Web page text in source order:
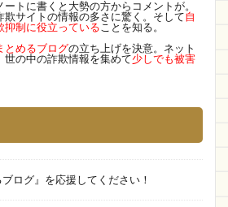
bresmile wash
値段
lady's
アニュアンス
vivi ship
株式会社フリラン
SNS
クノロジーズ
まりズム
バレンタインデー
トマト
SweetZag
トに書くと大勢の方からコメントが。
サイトの情報の多さに驚く。そして自
抑制に役立っていることを知る。
とめるブログの立ち上げを決意。ネット
の中の詐欺情報を集めて少しでも被害
ブログ』を応援してください！